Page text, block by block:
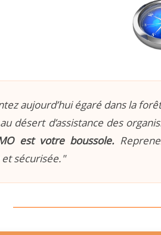
aujourd’hui égaré dans la
désert d’assistance des
est votre boussole.
sécurisée."